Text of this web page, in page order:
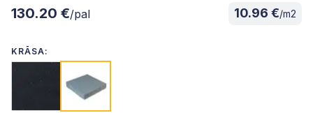
130.20 €/pal 10.96 €/m2
KRĀSA: